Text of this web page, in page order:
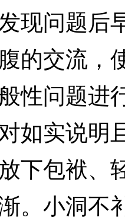
现问题后
的交流，
性问题进
如实说明
下包袱、
。小洞不